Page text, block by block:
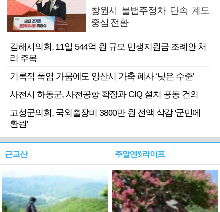
창원시 불법주정차 단속 계도
중심 전환
김해시의회, 11일 544억 원 규모 민생지원금 조례안 처
리 주목
기록적 폭염·가뭄에도 양산시 가축 폐사 ‘낮은 수준’
사천시 하동군, 사천공항 확장과 CIQ 설치 공동 건의
고성군의회, 국외출장비 3800만 원 전액 삭감 '군민에
환원'
근교산 주말엔&라이프